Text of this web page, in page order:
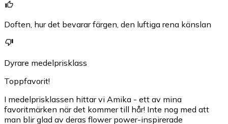
Doften, hur det bevarar färgen, den luftiga rena känslan
Dyrare medelprisklass
Toppfavorit!
I medelprisklassen hittar vi Amika - ett av mina
favoritmärken när det kommer till hår! Inte nog med att
man blir glad av deras flower power-inspirerade